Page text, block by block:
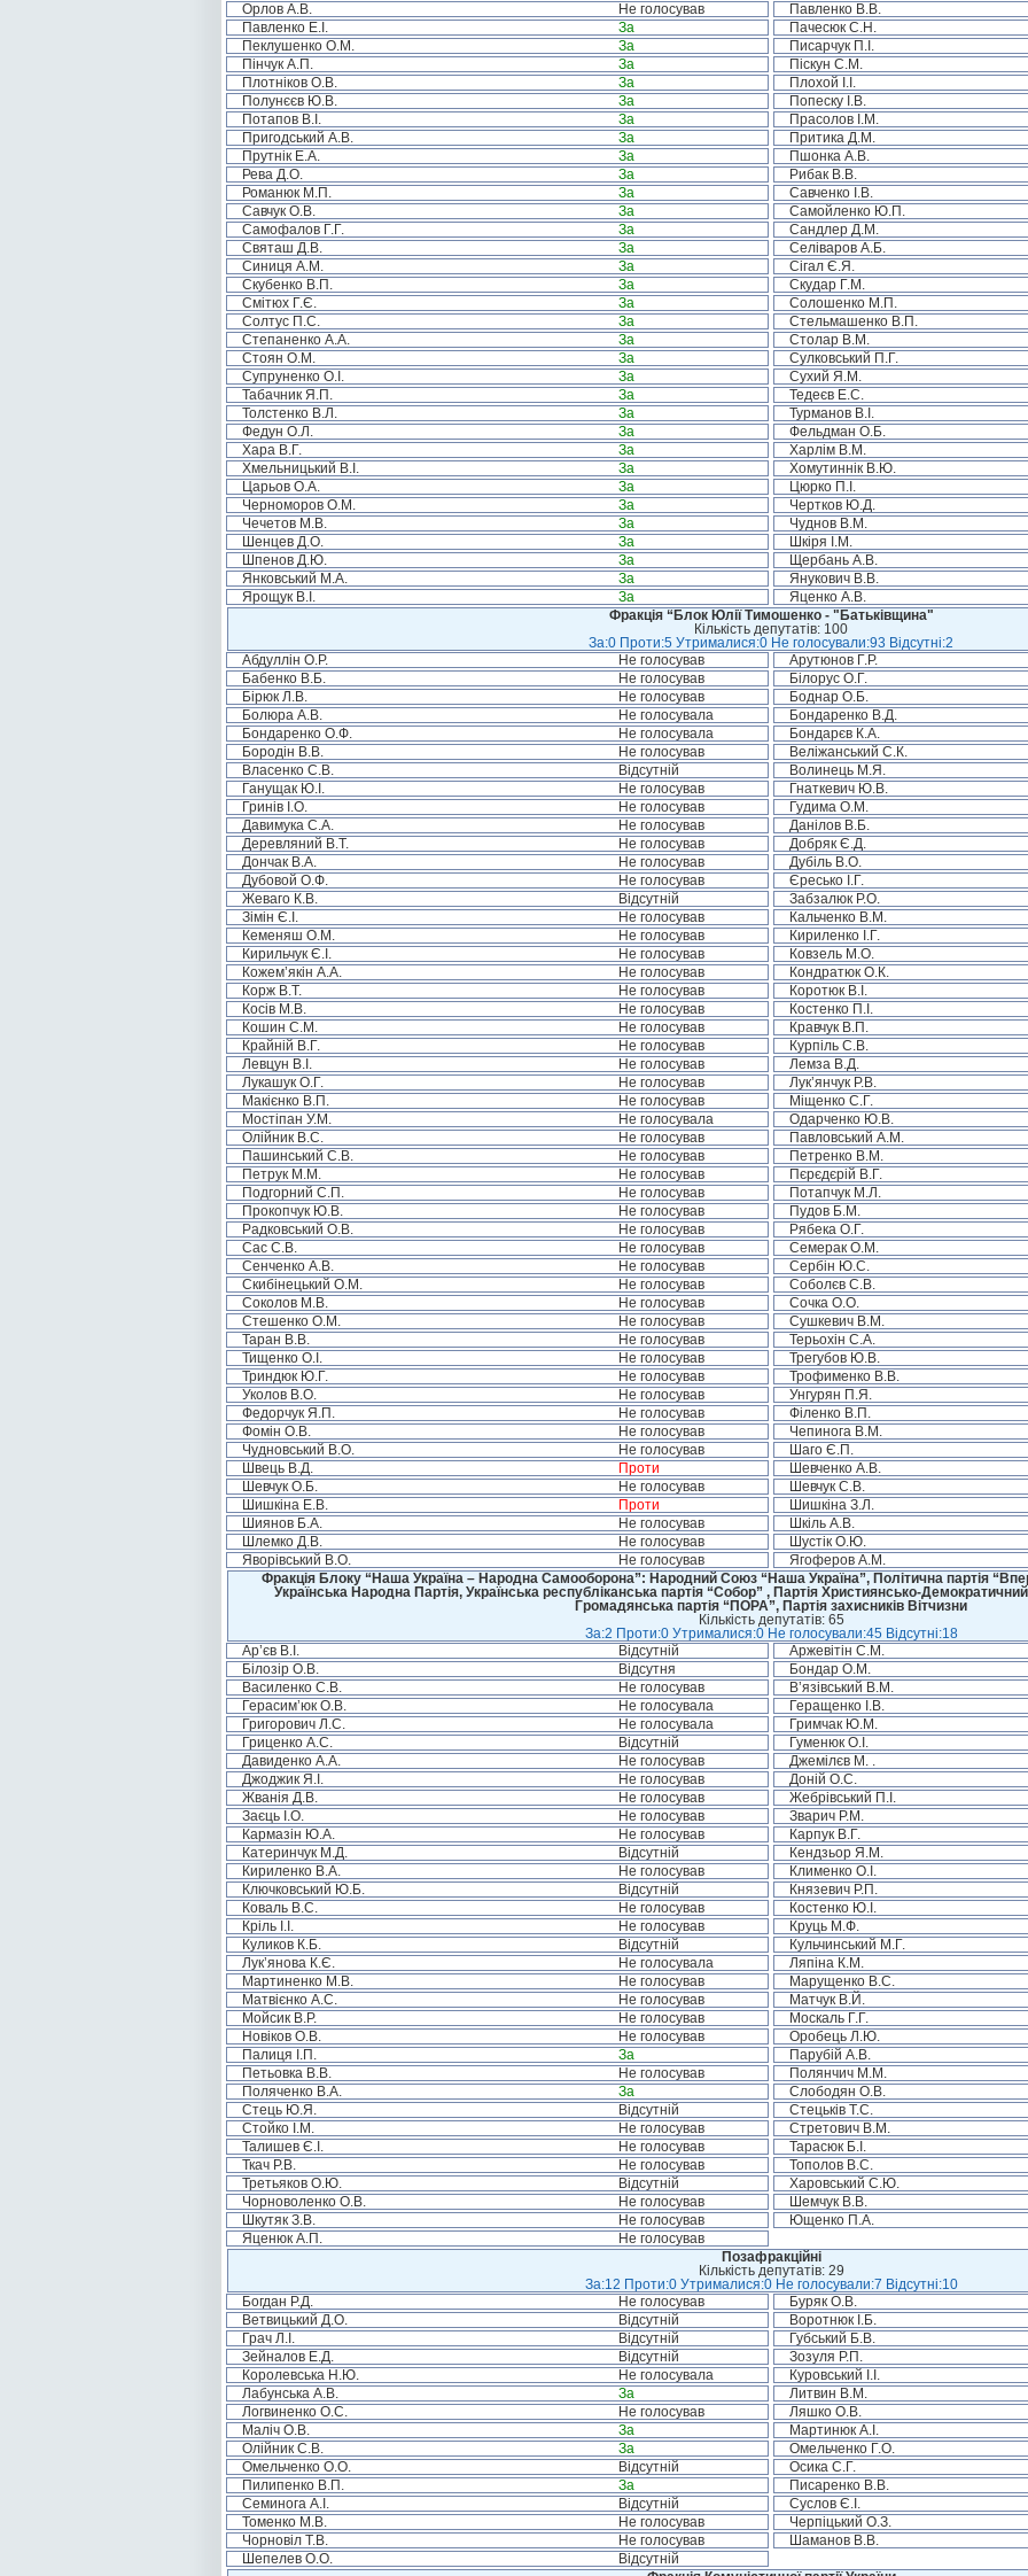
Орлов А.В.
Не голосував Павленко В.В.
Павленко Е.І.
За Пачесюк С.Н.
Пеклушенко О.М.
За Писарчук П.І.
Пінчук А.П.
За Піскун С.М.
Плотніков О.В.
За Плохой І.І.
Полунєєв Ю.В.
За Попеску І.В.
Потапов В.І.
За Прасолов І.М.
Пригодський А.В.
За Притика Д.М.
Прутнік Е.А.
За Пшонка А.В.
Рева Д.О.
За Рибак В.В.
Романюк М.П.
За Савченко І.В.
Савчук О.В.
За Самойленко Ю.П.
Самофалов Г.Г.
За Сандлер Д.М.
Святаш Д.В.
За Селіваров А.Б.
Синиця А.М.
За Сігал Є.Я.
Скубенко В.П.
За Скудар Г.М.
Смітюх Г.Є.
За Солошенко М.П.
Солтус П.С.
За Стельмашенко В.П.
Степаненко А.А.
За Столар В.М.
Стоян О.М.
За Сулковський П.Г.
Супруненко О.І.
За Сухий Я.М.
Табачник Я.П.
За Тедеєв Е.С.
Толстенко В.Л.
За Турманов В.І.
Федун О.Л.
За Фельдман О.Б.
Хара В.Г.
За Харлім В.М.
Хмельницький В.І.
За Хомутиннік В.Ю.
Царьов О.А.
За Цюрко П.І.
Черноморов О.М.
За Чертков Ю.Д.
Чечетов М.В.
За Чуднов В.М.
Шенцев Д.О.
За Шкіря І.М.
Шпенов Д.Ю.
За Щербань А.В.
Янковський М.А.
За Янукович В.В.
Ярощук В.І.
За Яценко А.В.
Фракція “Блок Юлії Тимошенко - "Батьківщина"
Кількість депутатів: 100
За:0 Проти:5 Утрималися:0 Не голосували:93 Відсутні:2
Абдуллін О.Р.
Не голосував Арутюнов Г.Р.
Бабенко В.Б.
Не голосував Білорус О.Г.
Бірюк Л.В.
Не голосував Боднар О.Б.
Болюра А.В.
Не голосувала Бондаренко В.Д.
Бондаренко О.Ф.
Не голосувала Бондарєв К.А.
Бородін В.В.
Не голосував Веліжанський С.К.
Власенко С.В.
Відсутній Волинець М.Я.
Ганущак Ю.І.
Не голосував Гнаткевич Ю.В.
Гринів І.О.
Не голосував Гудима О.М.
Давимука С.А.
Не голосував Данілов В.Б.
Деревляний В.Т.
Не голосував Добряк Є.Д.
Дончак В.А.
Не голосував Дубіль В.О.
Дубовой О.Ф.
Не голосував Єресько І.Г.
Жеваго К.В.
Відсутній Забзалюк Р.О.
Зімін Є.І.
Не голосував Кальченко В.М.
Кеменяш О.М.
Не голосував Кириленко І.Г.
Кирильчук Є.І.
Не голосував Ковзель М.О.
Кожем’якін А.А.
Не голосував Кондратюк О.К.
Корж В.Т.
Не голосував Коротюк В.І.
Косів М.В.
Не голосував Костенко П.І.
Кошин С.М.
Не голосував Кравчук В.П.
Крайній В.Г.
Не голосував Курпіль С.В.
Левцун В.І.
Не голосував Лемза В.Д.
Лукашук О.Г.
Не голосував Лук’янчук Р.В.
Макієнко В.П.
Не голосував Міщенко С.Г.
Мостіпан У.М.
Не голосувала Одарченко Ю.В.
Олійник В.С.
Не голосував Павловський А.М.
Пашинський С.В.
Не голосував Петренко В.М.
Петрук М.М.
Не голосував Пєрєдєрій В.Г.
Подгорний С.П.
Не голосував Потапчук М.Л.
Прокопчук Ю.В.
Не голосував Пудов Б.М.
Радковський О.В.
Не голосував Рябека О.Г.
Сас С.В.
Не голосував Семерак О.М.
Сенченко А.В.
Не голосував Сербін Ю.С.
Скибінецький О.М.
Не голосував Соболєв С.В.
Соколов М.В.
Не голосував Сочка О.О.
Стешенко О.М.
Не голосував Сушкевич В.М.
Таран В.В.
Не голосував Терьохін С.А.
Тищенко О.І.
Не голосував Трегубов Ю.В.
Триндюк Ю.Г.
Не голосував Трофименко В.В.
Уколов В.О.
Не голосував Унгурян П.Я.
Федорчук Я.П.
Не голосував Філенко В.П.
Фомін О.В.
Не голосував Чепинога В.М.
Чудновський В.О.
Не голосував Шаго Є.П.
Швець В.Д.
Проти Шевченко А.В.
Шевчук О.Б.
Не голосував Шевчук С.В.
Шишкіна Е.В.
Проти Шишкіна З.Л.
Шиянов Б.А.
Не голосував Шкіль А.В.
Шлемко Д.В.
Не голосував Шустік О.Ю.
Яворівський В.О.
Не голосував Ягоферов А.М.
Фракція Блоку “Наша Україна – Народна Самооборона”: Народний Союз “Наша Україна”, Політична партія
Українська Народна Партія, Українська республіканська партія “Собор” , Партія Християнсько-
Громадянська партія “ПОРА”, Партія захисників Вітчизни
Кількість депутатів: 65
За:2 Проти:0 Утрималися:0 Не голосували:45 Відсутні:18
Ар’єв В.І.
Відсутній Аржевітін С.М.
Білозір О.В.
Відсутня Бондар О.М.
Василенко С.В.
Не голосував В’язівський В.М.
Герасим’юк О.В.
Не голосувала Геращенко І.В.
Григорович Л.С.
Не голосувала Гримчак Ю.М.
Гриценко А.С.
Відсутній Гуменюк О.І.
Давиденко А.А.
Не голосував Джемілєв М. .
Джоджик Я.І.
Не голосував Доній О.С.
Жванія Д.В.
Не голосував Жебрівський П.І.
Заєць І.О.
Не голосував Зварич Р.М.
Кармазін Ю.А.
Не голосував Карпук В.Г.
Катеринчук М.Д.
Відсутній Кендзьор Я.М.
Кириленко В.А.
Не голосував Клименко О.І.
Ключковський Ю.Б.
Відсутній Князевич Р.П.
Коваль В.С.
Не голосував Костенко Ю.І.
Кріль І.І.
Не голосував Круць М.Ф.
Куликов К.Б.
Відсутній Кульчинський М.Г.
Лук’янова К.Є.
Не голосувала Ляпіна К.М.
Мартиненко М.В.
Не голосував Марущенко В.С.
Матвієнко А.С.
Не голосував Матчук В.Й.
Мойсик В.Р.
Не голосував Москаль Г.Г.
Новіков О.В.
Не голосував Оробець Л.Ю.
Палиця І.П.
За Парубій А.В.
Петьовка В.В.
Не голосував Полянчич М.М.
Поляченко В.А.
За Слободян О.В.
Стець Ю.Я.
Відсутній Стецьків Т.С.
Стойко І.М.
Не голосував Стретович В.М.
Талишев Є.І.
Не голосував Тарасюк Б.І.
Ткач Р.В.
Не голосував Тополов В.С.
Третьяков О.Ю.
Відсутній Харовський С.Ю.
Чорноволенко О.В.
Не голосував Шемчук В.В.
Шкутяк З.В.
Не голосував Ющенко П.А.
Яценюк А.П.
Не голосував
Позафракційні
Кількість депутатів: 29
За:12 Проти:0 Утрималися:0 Не голосували:7 Відсутні:10
Богдан Р.Д.
Не голосував Буряк О.В.
Ветвицький Д.О.
Відсутній Воротнюк І.Б.
Грач Л.І.
Відсутній Губський Б.В.
Зейналов Е.Д.
Відсутній Зозуля Р.П.
Королевська Н.Ю.
Не голосувала Куровський І.І.
Лабунська А.В.
За Литвин В.М.
Логвиненко О.С.
Не голосував Ляшко О.В.
Маліч О.В.
За Мартинюк А.І.
Олійник С.В.
За Омельченко Г.О.
Омельченко О.О.
Відсутній Осика С.Г.
Пилипенко В.П.
За Писаренко В.В.
Семинога А.І.
Відсутній Суслов Є.І.
Томенко М.В.
Не голосував Черпіцький О.З.
Чорновіл Т.В.
Не голосував Шаманов В.В.
Шепелев О.О.
Відсутній